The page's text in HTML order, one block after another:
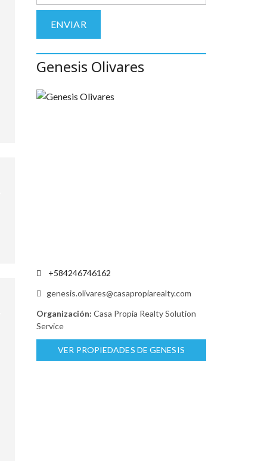
Genesis Olivares
+584246746162
genesis.olivares@casapropiarealty.com
Organización: Casa Propia Realty Solution
Service
VER PROPIEDADES DE GENESIS